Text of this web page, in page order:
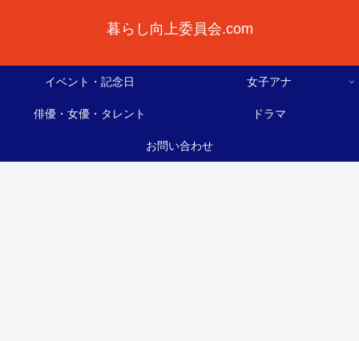
暮らし向上委員会.com
イベント・記念日 女子アナ
俳優・女優・タレント ドラマ
お問い合わせ